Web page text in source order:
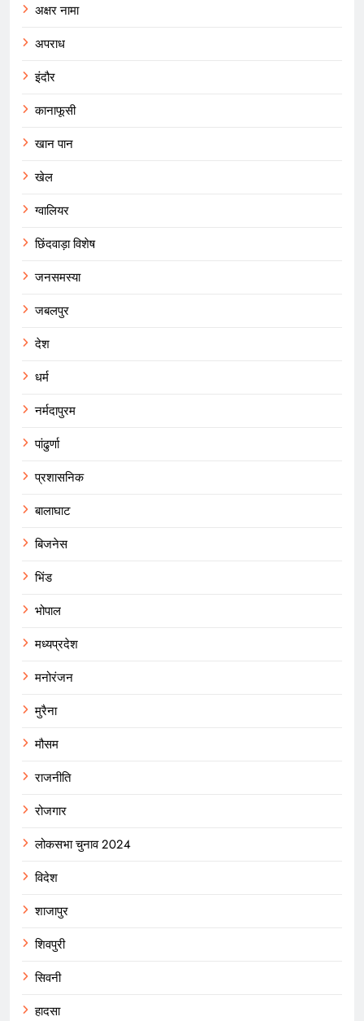
अक्षर नामा
अपराध
इंदौर
कानाफूसी
खान पान
खेल
ग्वालियर
छिंदवाड़ा विशेष
जनसमस्या
जबलपुर
देश
धर्म
नर्मदापुरम
पांढुर्णा
प्रशासनिक
बालाघाट
बिजनेस
भिंड
भोपाल
मध्यप्रदेश
मनोरंजन
मुरैना
मौसम
राजनीति
रोजगार
लोकसभा चुनाव 2024
विदेश
शाजापुर
शिवपुरी
सिवनी
हादसा